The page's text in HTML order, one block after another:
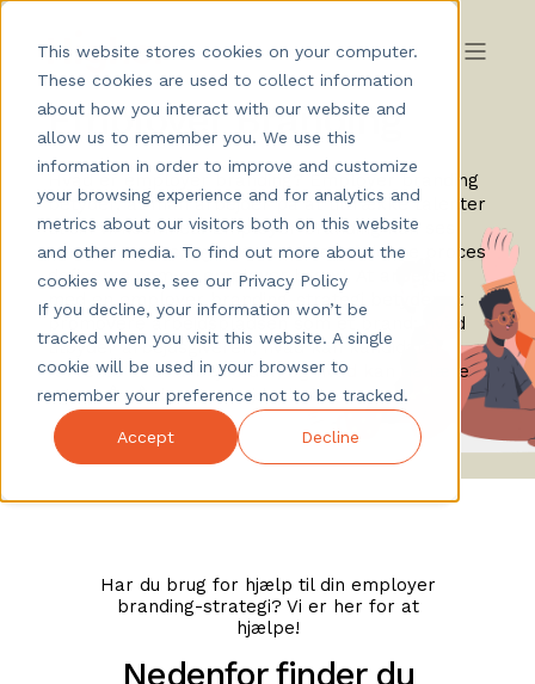
This website stores cookies on your computer.
These cookies are used to collect information
about how you interact with our website and
allow us to remember you. We use this
information in order to improve and customize
your browsing experience and for analytics and
metrics about our visitors both on this website
and other media. To find out more about the
cookies we use, see our Privacy Policy
If you decline, your information won’t be
tracked when you visit this website. A single
cookie will be used in your browser to
remember your preference not to be tracked.
Accept Decline
Employer Branding
Hvad er employer branding? Employer branding
betyder, at man arbejder på at tiltrække talenter
til sin virksomhed. Employer branding kan ses
som en proces, og slutproduktet af denne proces
defineres som et employer brand. At arbejde
med en employer branding-strategi betyder at
promovere arbejdspladsen som et brand; hvad
tilbyder arbejdsgiveren, hvad kan kandidater
forvente af at arbejde der, og hvad kan de lære
og opnå på deres arbejdsplads.
Har du brug for hjælp til din employer
branding-strategi? Vi er her for at
hjælpe!
Nedenfor finder du